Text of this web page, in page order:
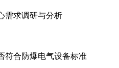
需求调研与分析
符合防爆电气设备标准